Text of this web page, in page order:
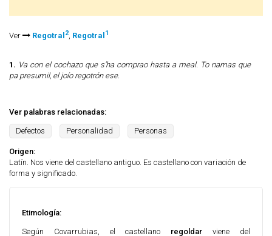
Ver Regotral 2, Regotral 1
1. Va con el cochazo que s'ha comprao hasta a meal. To namas que
pa presumil, el joío regotrón ese.
Ver palabras relacionadas:
Defectos Personalidad Personas
Origen:
Latín. Nos viene del castellano antiguo. Es castellano con variación de
forma y significado.
Etimología:
Según Covarrubias, el castellano regoldarviene del